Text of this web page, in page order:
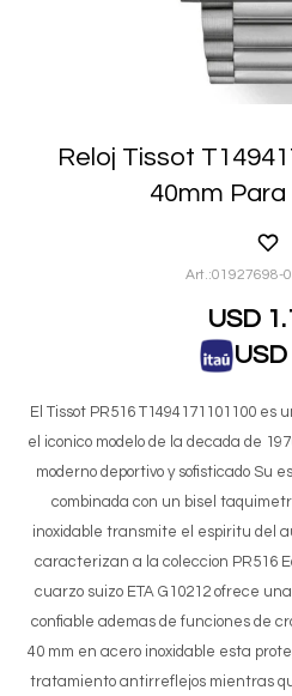
Reloj Tissot
40mm
01927698-
USD
USD
El Tissot PR516 T1494171101100 es
el iconico modelo de la decada de
moderno deportivo y sofisticado Su
combinada con un bisel
inoxidable transmite el espiritu del
caracterizan a la coleccion PR516
cuarzo suizo ETA G10212 ofrece
confiable ademas de funciones de
40 mm en acero inoxidable esta
tratamiento antirreflejos mientras